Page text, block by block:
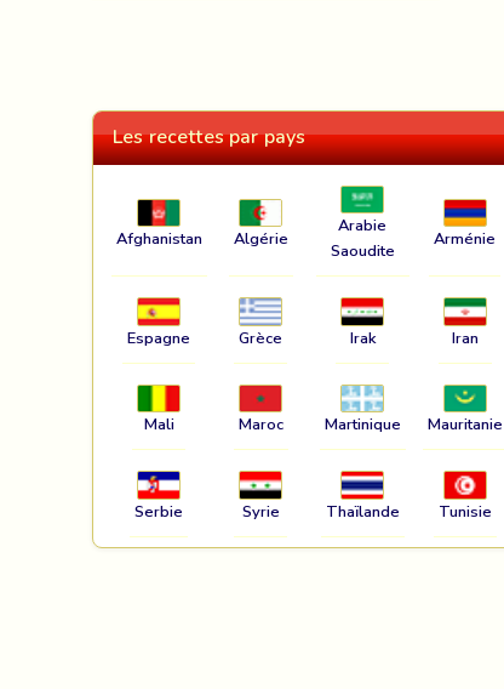
Les recettes par pays
Afghanistan Algérie
Arabie
Saoudite
Arménie
Espagne Grèce Irak Iran
Mali Maroc Martinique Mauritanie
Serbie Syrie Thaïlande Tunisie